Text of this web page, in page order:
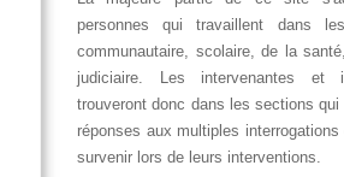
survenirlorsdeleursinterventions.